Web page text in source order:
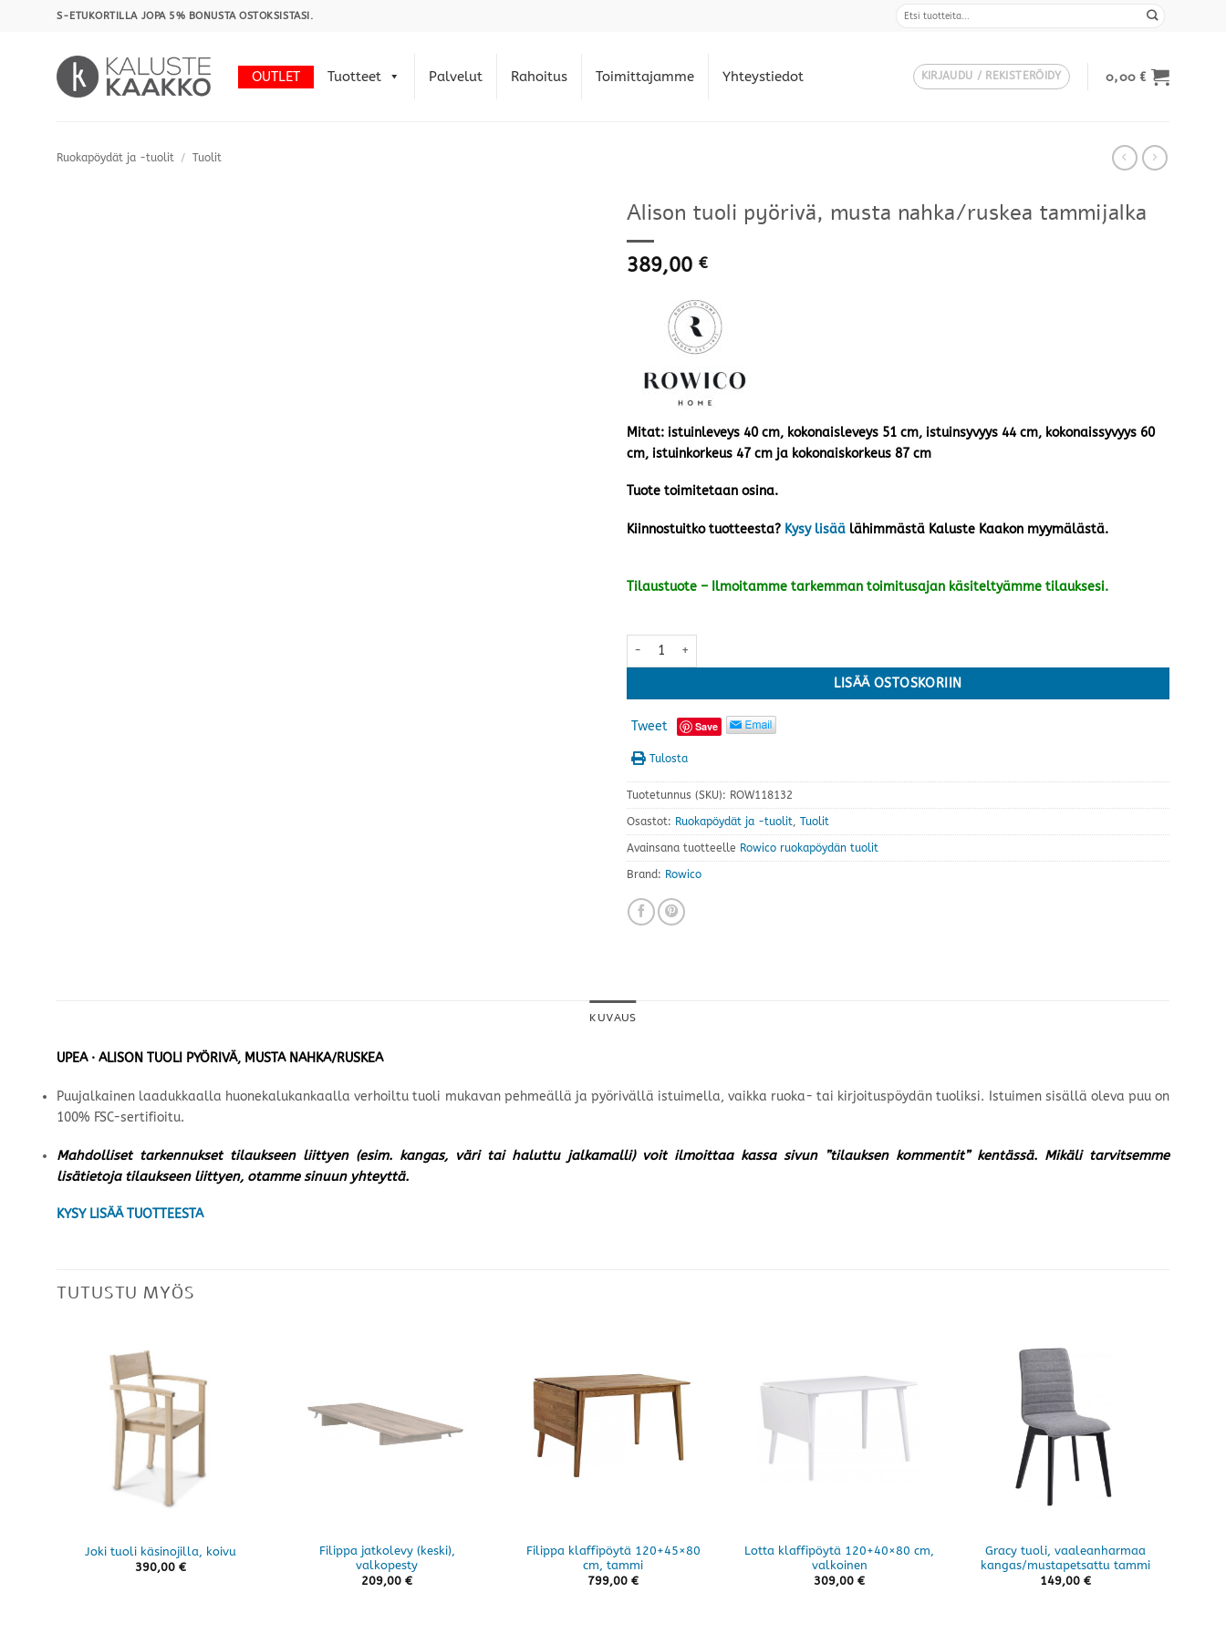
S-ETUKORTILLA JOPA 5% BONUSTA OSTOKSISTASI.
OUTLET Tuotteet Palvelut Rahoitus Toimittajamme Yhteystiedot KIRJAUDU / REKISTERÖIDY 0,00€
Ruokapöydät ja -tuolit / Tuolit
Alison tuoli pyörivä, musta nahka/ruskea tammijalka
389,00 €
Mitat: istuinleveys 40 cm, kokonaisleveys 51 cm, istuinsyvyys 44 cm, kokonaissyvyys 60
cm, istuinkorkeus 47 cm ja kokonaiskorkeus 87 cm
Tuote toimitetaan osina.
Kiinnostuitko tuotteesta? Kysy lisää lähimmästä Kaluste Kaakon myymälästä.
Tilaustuote – Ilmoitamme tarkemman toimitusajan käsiteltyämme tilauksesi.
Alison tuoli pyörivä, musta nahka/ruskea tammijalka määrä
LISÄÄ OSTOSKORIIN
Tweet Save
Tulosta
Tuotetunnus (SKU): ROW118132
Osastot: Ruokapöydät ja -tuolit, Tuolit
Avainsana tuotteelle Rowico ruokapöydän tuolit
Brand: Rowico
KUVAUS
UPEA · ALISON TUOLI PYÖRIVÄ, MUSTA NAHKA/RUSKEA
Puujalkainen laadukkaalla huonekalukankaalla verhoiltu tuoli mukavan pehmeällä ja pyörivällä istuimella, vaikka ruoka- tai kirjoituspöydän tuoliksi. Istuimen sisällä oleva puu on
100% FSC-sertifioitu.
Mahdolliset tarkennukset tilaukseen liittyen (esim. kangas, väri tai haluttu jalkamalli) voit ilmoittaa kassa sivun ”tilauksen kommentit” kentässä. Mikäli tarvitsemme
lisätietoja tilaukseen liittyen, otamme sinuun yhteyttä.
KYSY LISÄÄ TUOTTEESTA
TUTUSTU MYÖS
Joki tuoli käsinojilla, koivu
390,00 €
Filippa jatkolevy (keski),
valkopesty
209,00 €
Filippa klaffipöytä 120+45×80
cm, tammi
799,00 €
Lotta klaffipöytä 120+40×80 cm,
valkoinen
309,00 €
Gracy tuoli, vaaleanharmaa
kangas/mustapetsattu tammi
149,00 €